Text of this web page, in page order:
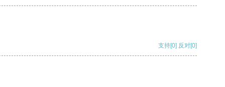
支持[0] 反对[0]